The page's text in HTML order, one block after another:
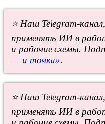
⭐ Наш Telegram-
применять ИИ в
и рабочие схемы.
— и точка».
⭐ Наш Telegram-
применять ИИ в